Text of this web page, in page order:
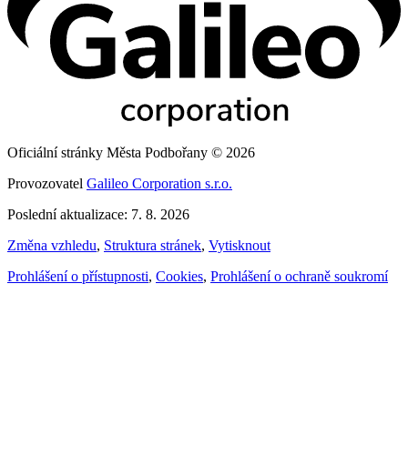
Oficiální stránky Města Podbořany © 2026
Provozovatel Galileo Corporation s.r.o.
Poslední aktualizace: 7. 8. 2026
Změna vzhledu, Struktura stránek, Vytisknout
Prohlášení o přístupnosti, Cookies, Prohlášení o ochraně soukromí